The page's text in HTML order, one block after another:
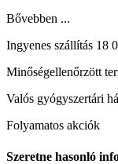
Bővebben ...
Ingyenes szállítás 18
Minőségellenőrzött
Valós gyógyszertári
Folyamatos akciók
Szeretne hasonló